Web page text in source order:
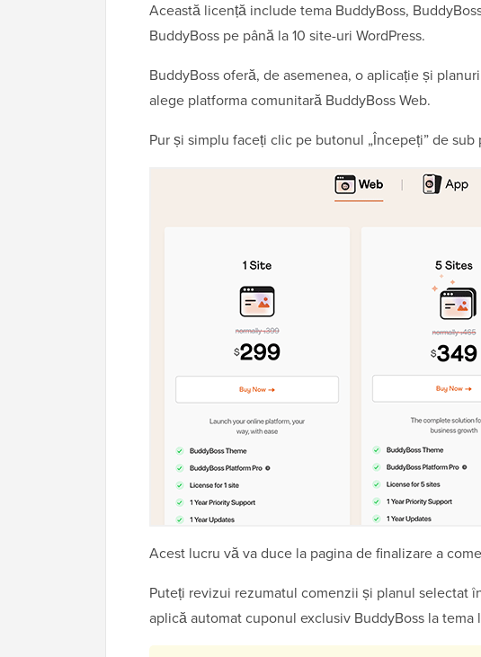
Această licență include tema BuddyBoss,
BuddyBoss pe până la 10 site-uri WordPress.
BuddyBoss oferă, de asemenea, o aplicație și
alege platforma comunitară BuddyBoss Web.
Pur și simplu faceți clic pe butonul „Începeți” de
Acest lucru vă va duce la pagina de finalizare a
Puteți revizui rezumatul comenzii și planul selectat
aplică automat cuponul exclusiv BuddyBoss la tema